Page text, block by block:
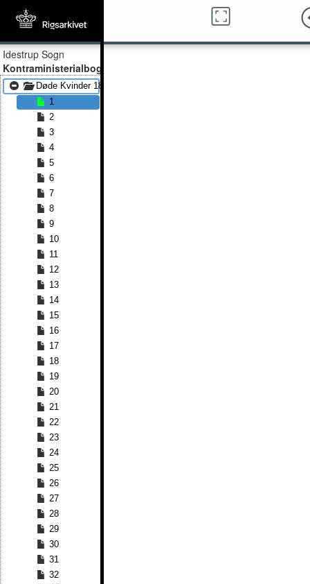
Idestrup Sogn
Kontraministerialbog
Døde Kvinder 1829 - Døde Kvinder 1836
1
2
3
4
5
6
7
8
9
10
11
12
13
14
15
16
17
18
19
20
21
22
23
24
25
26
27
28
29
30
31
32